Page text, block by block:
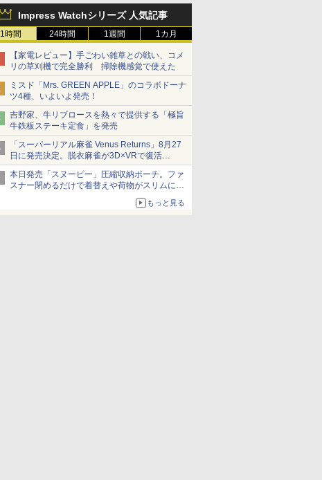
Impress Watchシリーズ 人気記事
1時間 24時間 1週間 1カ月
【家電レビュー】手ごわい雑草との戦い、コメ
リの草刈機で完全勝利 掃除機感覚で使えた
ミスド「Mrs. GREEN APPLE」のコラボドーナ
ツ4種、いよいよ発売！
吉野家、牛リブロースを熱々で提供する「極旨
牛鉄板ステーキ定食」を発売
「スーパーリアル麻雀 Venus Returns」8月27
日に発売決定。脱衣麻雀が3D×VRで復活
発売から2週間は20%オフになるセールが実施
本日発売「スヌーピー」圧縮収納ポーチ。ファ
スナー閉めるだけで着替えや荷物がスリムにま
もっと見る